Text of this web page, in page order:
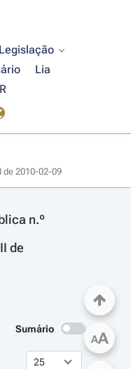
Legislação
Lia
de 2010-02-09
n.º
de
Sumário
AA